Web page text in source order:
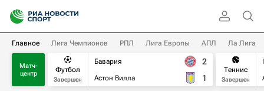
Главное Лига Чемпионов РПЛ Лига Европы АПЛ Ла Лига
Матч-
центр
Футбол
Завершен
Бавария
Астон Вилла
2
1
Теннис
Завершен